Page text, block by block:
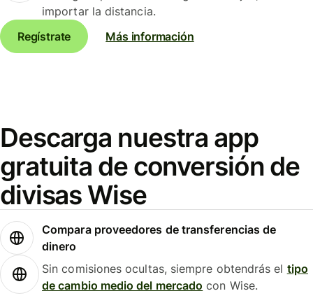
importar la distancia.
Regístrate
Más información
Descarga nuestra app
gratuita de conversión de
divisas Wise
Compara proveedores de transferencias de
dinero
Sin comisiones ocultas, siempre obtendrás el tipo
de cambio medio del mercado con Wise.